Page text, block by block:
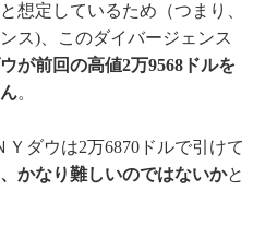
想定しているため（つまり、
ス)、このダイバージェンス
が前回の高値2万9568ドルを
。
ダウは2万6870ドルで引けて
かなり難しいのではないかと